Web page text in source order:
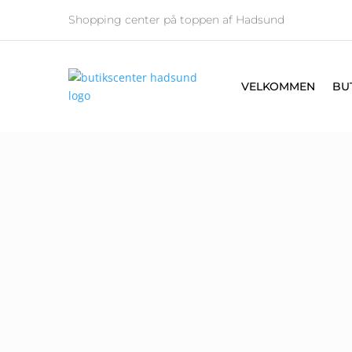
Shopping center på toppen af Hadsund
VELKOMMEN